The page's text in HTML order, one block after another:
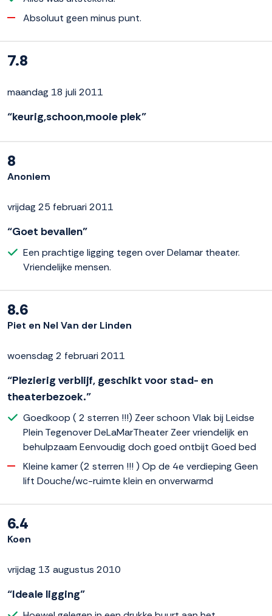
Absoluut geen minus punt.
7.8
maandag 18 juli 2011
“keurig,schoon,mooie plek”
8
Anoniem
vrijdag 25 februari 2011
“Goet bevallen”
Een prachtige ligging tegen over Delamar theater.
Vriendelijke mensen.
8.6
Piet en Nel Van der Linden
woensdag 2 februari 2011
“Plezierig verblijf, geschikt voor stad- en
theaterbezoek.”
Goedkoop ( 2 sterren !!!) Zeer schoon Vlak bij Leidse
Plein Tegenover DeLaMarTheater Zeer vriendelijk en
behulpzaam Eenvoudig doch goed ontbijt Goed bed
Kleine kamer (2 sterren !!! ) Op de 4e verdieping Geen
lift Douche/wc-ruimte klein en onverwarmd
6.4
Koen
vrijdag 13 augustus 2010
“Ideale ligging”